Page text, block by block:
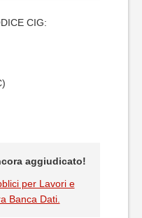
CIG:
aggiudicato!
per Lavori e
Banca Dati.